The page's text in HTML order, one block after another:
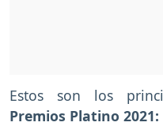
Estos son los
Premios Platino 2021: